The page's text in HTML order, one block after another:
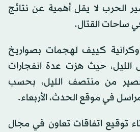
الحرب لا يقل أهمية عن نتائج
ساحات القتال.
كييف لهجمات بصواريخ
الليل، حيث هزت عدة انفجارات
من منتصف الليل، بحسب
في موقع الحدث، الأربعاء.
توقيع اتفاقات تعاون في مجال